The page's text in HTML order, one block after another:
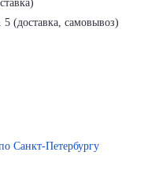
(доставка, самовывоз)
Санкт-Петербургу